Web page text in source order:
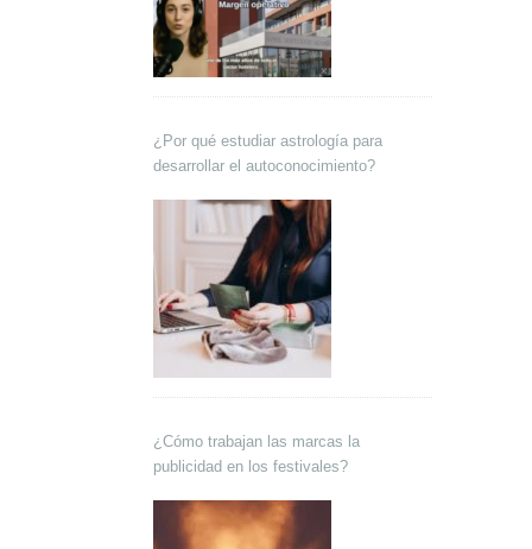
¿Por qué estudiar astrología para
desarrollar el autoconocimiento?
¿Cómo trabajan las marcas la
publicidad en los festivales?